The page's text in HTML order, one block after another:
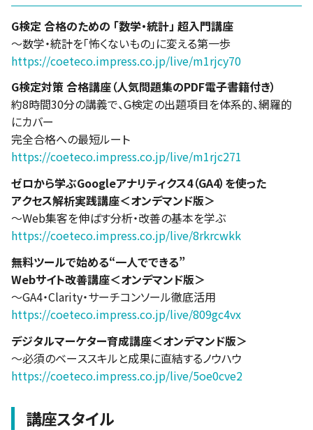
G検定 合格のための 「数学・統計」 超入門講座
～数学・統計を「怖くないもの」に変える第一歩
https://coeteco.impress.co.jp/live/m1rjcy70
G検定対策 合格講座（人気問題集のPDF電子書籍付き）
約8時間30分の講義で、G検定の出題項目を体系的、網羅的
にカバー
完全合格への最短ルート
https://coeteco.impress.co.jp/live/m1rjc271
ゼロから学ぶGoogleアナリティクス4（GA4）を使った
アクセス解析実践講座＜オンデマンド版＞
～Web集客を伸ばす分析・改善の基本を学ぶ
https://coeteco.impress.co.jp/live/8rkrcwkk
無料ツールで始める“一人でできる”
Webサイト改善講座＜オンデマンド版＞
～GA4・Clarity・サーチコンソール徹底活用
https://coeteco.impress.co.jp/live/809gc4vx
デジタルマーケター育成講座＜オンデマンド版＞
～必須のベーススキルと成果に直結するノウハウ
https://coeteco.impress.co.jp/live/5oe0cve2
講座スタイル